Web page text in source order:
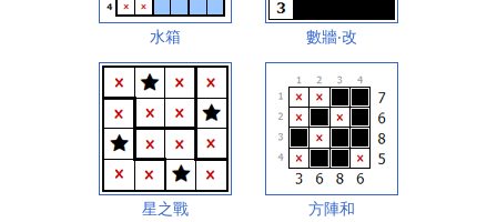
水箱 數牆‧改
星之戰 方陣和